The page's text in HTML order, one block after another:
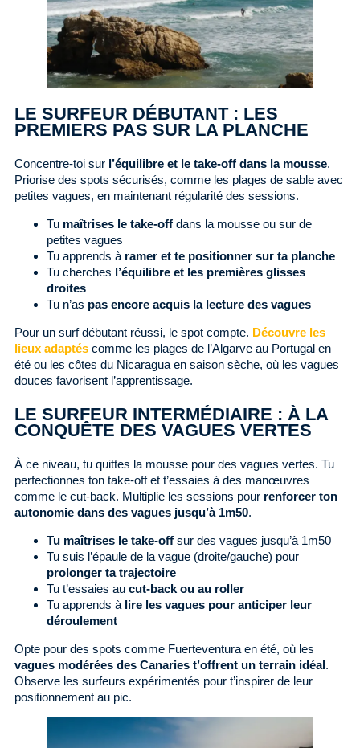
LE SURFEUR DÉBUTANT : LES
PREMIERS PAS SUR LA PLANCHE
Concentre-toi sur l’équilibre et le take-off dans la mousse.
Priorise des spots sécurisés, comme les plages de sable avec
petites vagues, en maintenant régularité des sessions.
Tu maîtrises le take-off dans la mousse ou sur de
petites vagues
Tu apprends à ramer et te positionner sur ta planche
Tu cherches l’équilibre et les premières glisses
droites
Tu n’as pas encore acquis la lecture des vagues
Pour un surf débutant réussi, le spot compte. Découvre les
lieux adaptés comme les plages de l’Algarve au Portugal en
été ou les côtes du Nicaragua en saison sèche, où les vagues
douces favorisent l’apprentissage.
LE SURFEUR INTERMÉDIAIRE : À LA
CONQUÊTE DES VAGUES VERTES
À ce niveau, tu quittes la mousse pour des vagues vertes. Tu
perfectionnes ton take-off et t’essaies à des manœuvres
comme le cut-back. Multiplie les sessions pour renforcer ton
autonomie dans des vagues jusqu’à 1m50.
Tu maîtrises le take-off sur des vagues jusqu’à 1m50
Tu suis l’épaule de la vague (droite/gauche) pour
prolonger ta trajectoire
Tu t’essaies au cut-back ou au roller
Tu apprends à lire les vagues pour anticiper leur
déroulement
Opte pour des spots comme Fuerteventura en été, où les
vagues modérées des Canaries t’offrent un terrain idéal.
Observe les surfeurs expérimentés pour t’inspirer de leur
positionnement au pic.